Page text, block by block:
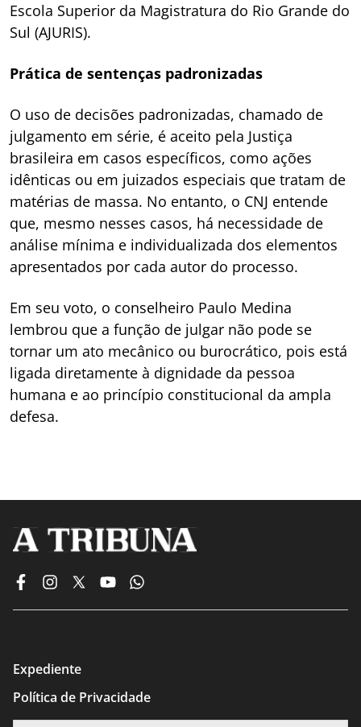
Escola Superior da Magistratura do Rio Grande do
Sul (AJURIS).
Prática de sentenças padronizadas
O uso de decisões padronizadas, chamado de
julgamento em série, é aceito pela Justiça
brasileira em casos específicos, como ações
idênticas ou em juizados especiais que tratam de
matérias de massa. No entanto, o CNJ entende
que, mesmo nesses casos, há necessidade de
análise mínima e individualizada dos elementos
apresentados por cada autor do processo.
Em seu voto, o conselheiro Paulo Medina
lembrou que a função de julgar não pode se
tornar um ato mecânico ou burocrático, pois está
ligada diretamente à dignidade da pessoa
humana e ao princípio constitucional da ampla
defesa.
Expediente
Política de Privacidade